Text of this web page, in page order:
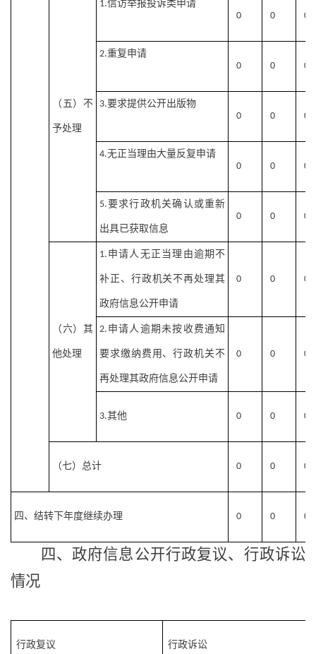
（五）不
予处理
1.信访举报投诉类申请
0
0 0
2.重复申请
0
0 0
3.要求提供公开出版物
0
0 0
4.无正当理由大量反复申请
0
0 0
5.要求行政机关确认或重新
出具已获取信息
0 0 0
（六）其
他处理
1. 申请人无正当理由逾期不
补正、行政机关不再处理其
政府信息公开申请
0 0 0
2. 申请人逾期未按收费通知
要求缴纳费用、行政机关不
再处理其政府信息公开申请
0 0 0
3.其他 0 0 0
（七）总计 0 0 0
四、结转下年度继续办理 0 0 0
四、政府信息公开行政复议、行政诉讼
情况
行政复议 行政诉讼